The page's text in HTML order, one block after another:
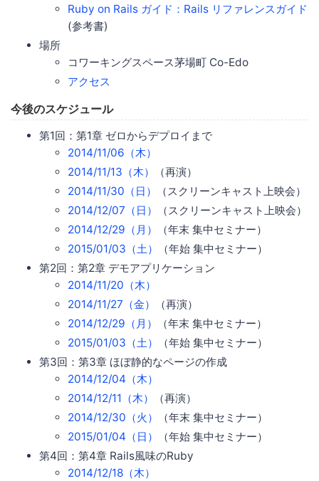
Ruby on Rails ガイド：Rails リファレンスガイド
(参考書)
場所
コワーキングスペース茅場町 Co-Edo
アクセス
今後のスケジュール
第1回：第1章 ゼロからデプロイまで
2014/11/06（木）
2014/11/13（木）
（再演）
2014/11/30（日）
（スクリーンキャスト上映会）
2014/12/07（日）
（スクリーンキャスト上映会）
2014/12/29（月）
（年末 集中セミナー）
2015/01/03（土）
（年始 集中セミナー）
第2回：第2章 デモアプリケーション
2014/11/20（木）
2014/11/27（金）
（再演）
2014/12/29（月）
（年末 集中セミナー）
2015/01/03（土）
（年始 集中セミナー）
第3回：第3章 ほぼ静的なページの作成
2014/12/04（木）
2014/12/11（木）
（再演）
2014/12/30（火）
（年末 集中セミナー）
2015/01/04（日）
（年始 集中セミナー）
第4回：第4章 Rails風味のRuby
2014/12/18（木）